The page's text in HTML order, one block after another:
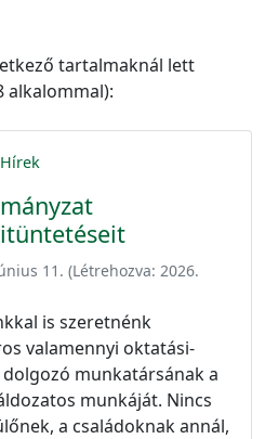
tartalmaknál lett
alkalommal):
Hírek
11. (Létrehozva: 2026.
is szeretnénk
valamennyi oktatási-
munkatársának a
munkáját. Nincs
a családoknak annál,